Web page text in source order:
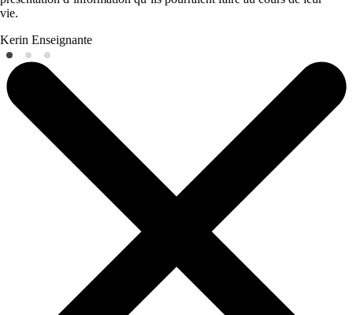
vie.
Kerin Enseignante